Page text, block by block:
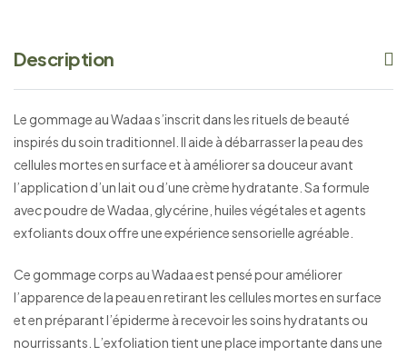
Description
Le gommage au Wadaa s’inscrit dans les rituels de beauté
inspirés du soin traditionnel. Il aide à débarrasser la peau des
cellules mortes en surface et à améliorer sa douceur avant
l’application d’un lait ou d’une crème hydratante. Sa formule
avec poudre de Wadaa, glycérine, huiles végétales et agents
exfoliants doux offre une expérience sensorielle agréable.
Ce gommage corps au Wadaa est pensé pour améliorer
l’apparence de la peau en retirant les cellules mortes en surface
et en préparant l’épiderme à recevoir les soins hydratants ou
nourrissants. L’exfoliation tient une place importante dans une